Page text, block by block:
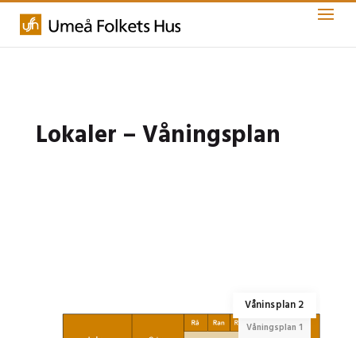
Lokaler – Våningsplan
Våninsplan 2
Våningsplan 1